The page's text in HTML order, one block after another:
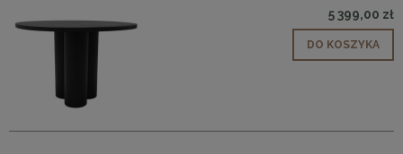
5 399,00 zł
DO KOSZYKA